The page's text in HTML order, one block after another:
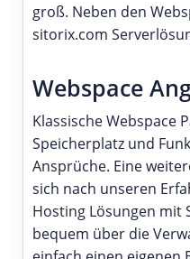
groß. Neben den
sitorix.com
Webspace
Klassische Webspace
Speicherplatz und
Ansprüche. Eine
sich nach unseren
Hosting Lösungen mit
bequem über die